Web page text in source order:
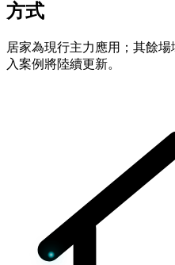
方式
居家為現行主力應用；其餘
入案例將陸續更新。